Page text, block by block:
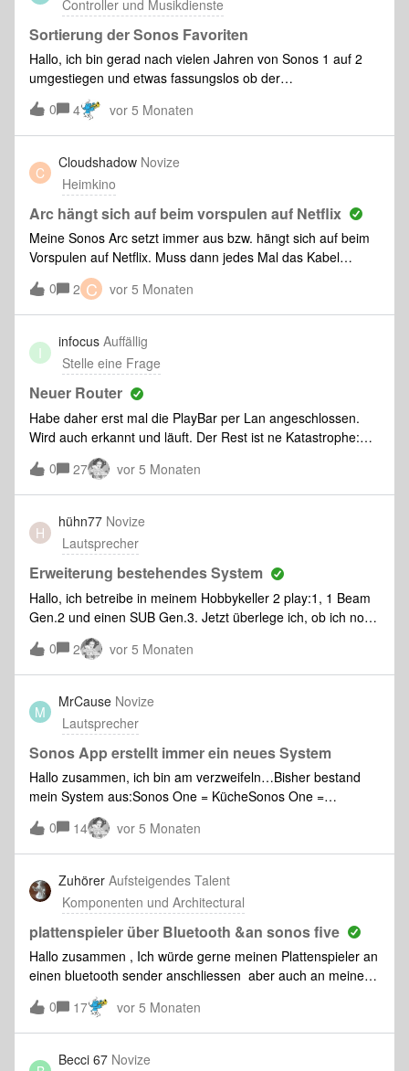
und flach und Musik viel zu laut. Jemand noch eine Idee?
zurücksetzen, neu einmessen ohne Erfolg
Controller und Musikdienste
Sortierung der Sonos Favoriten
Hallo, ich bin gerad nach vielen Jahren von Sonos 1 auf 2
umgestiegen und etwas fassungslos ob der
Favoritenverwaltung, weshalb ich dieses Uraltthema wieder
nach vorne bringen will. . Leider ist ja in beiden Versionen
eine Sortierung nicht möglich, aber: In der S1-App wurden
aber die Favoriten wenigstens noch alphabetisch oder nach
Zahlen sortiert. Damit konnte man die Reihenfolge
beeinflussen, sofern man auch die Desktop-Software
installiert und entdeckt hatte, dass die dort umbenenen
kann. In der S2-App werden die Favoriten in der
Reihenfolge ihre Erstellung angezeigt, was völlig random
ist.Absolut essentiell wäre es also, die Favoriten wieder
automatisch alphabetisch zu sortieren zu können oder aber
wenn man die Favoriten auch in der App und nicht nur am
Desktop umbennen könnte. Greetz MichiPS:habe mir jetzt
mit der SonoPhone App beholfen. Kostete zwar 3,99 EUR,
aber die ka
0 4 vor 5 Monaten
C
Cloudshadow Novize
Heimkino
Arc hängt sich auf beim vorspulen auf Netflix
Meine Sonos Arc setzt immer aus bzw. hängt sich auf beim
Vorspulen auf Netflix. Muss dann jedes Mal das Kabel
ziehen und neu starten. Wer kennst das Problem und gibt es
eine Lösung hierfür? Danke
0 2 C vor 5 Monaten
I
infocus Auffällig
Stelle eine Frage
Neuer Router
Habe daher erst mal die PlayBar per Lan angeschlossen.
Wird auch erkannt und läuft. Der Rest ist ne Katastrophe:
Will auch den Sub (1) anschliessen - Meldung(sofort, nach 1
Millisekunde): Sub nicht gefunden, vergewissere dich dass
er eingeschaltet und mit WLAN verbunden ist? Hä? Ich kann
sonst nichts versuchen - diese Logik erschließt sich mir
nicht...Irgendwie lief das mal ganz gut mit Sonos - aber jetzt
check ich nix mehr!
0 27 vor 5 Monaten
H
hühn77 Novize
Lautsprecher
Erweiterung bestehendes System
Hallo, ich betreibe in meinem Hobbykeller 2 play:1, 1 Beam
Gen.2 und einen SUB Gen.3. Jetzt überlege ich, ob ich noch
2 Era 100 hinzufügen könnte um noch einen besseren
Sound zu erzielen. Frage: Ist dies technisch möglich und ist
es auch sinnvoll ? mfg B.Bühler
0 2 vor 5 Monaten
M
MrCause Novize
Lautsprecher
Sonos App erstellt immer ein neues System
Hallo zusammen, ich bin am verzweifeln…Bisher bestand
mein System aus:Sonos One = KücheSonos One =
BadezimmerIkea Symfonisk = WohnzimmerSonos Port =
Wohnzimmer Nun habe ich mir einen Era 100 gekauft und
wollte diesen zum Badezimmer hinzufügen.Jedoch erstellt
die Sonos App jedes mal ein komplett neues System für den
Lautsprecher. Das alte System ist dann nicht mal mehr in
der App zu sehen. Nur wenn ich mein WLAN am iPhone
deaktiviere und wieder aktiviere, wird das System sichtbar.
Das “neue falsche” System ist dann aber nicht mehr
vorhanden.Wie kann ich dieses zusätzliche “System”
zusammenführen ?! Viele GrüßeDennis
0 14 vor 5 Monaten
Zuhörer Aufsteigendes Talent
Komponenten und Architectural
plattenspieler über Bluetooth &an sonos five
Hallo zusammen , Ich würde gerne meinen Plattenspieler an
einen bluetooth sender anschliessen aber auch an meine
Five Da gibt es den ,Pro-Ject Phono Box E BT5, mit eienm
Line out anschluss ,was meint ihr geht das , Oder habt ihr
da eine andrre lösung Gruss
0 17 vor 5 Monaten
Becci 67 Novize